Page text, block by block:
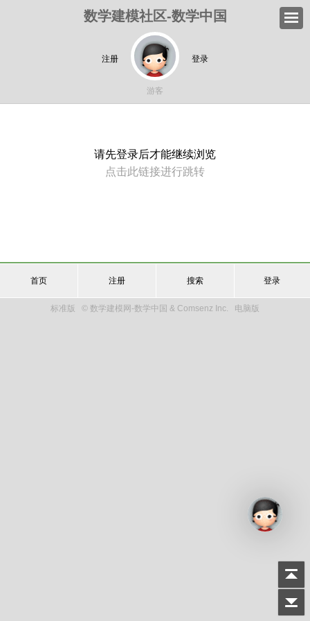
数学建模社区-数学中国
注册 登录
游客
请先登录后才能继续浏览
点击此链接进行跳转
首页 注册 搜索 登录
标准版 © 数学建模网-数学中国 & Comsenz Inc. 电脑版